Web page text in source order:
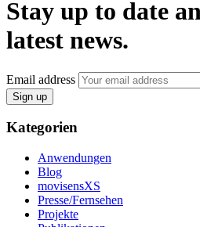
Stay up to date
latest news.
Email address
Sign up
Kategorien
Anwendungen
Blog
movisensXS
Presse/Fernsehen
Projekte